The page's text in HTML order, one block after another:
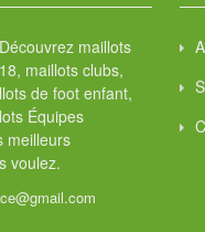
maillots
maillots clubs,
de foot enfant,
Équipes
meilleurs
voulez.